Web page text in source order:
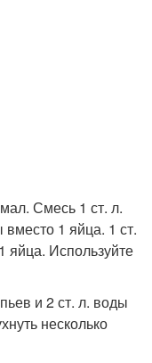
Смесь 1 ст. л.
вместо 1 яйца. 1 ст.
яйца. Используйте
и 2 ст. л. воды
несколько